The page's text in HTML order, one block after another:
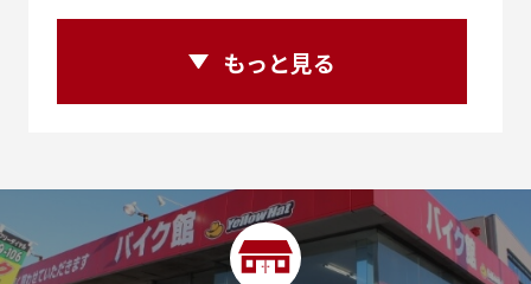
250ccスーパースポーツ250アメリカン
250ｃｃアドベンチャー250ｃｃツアラー
2年保証付き2月29日まで2本2気筒
2気筒エンジン2級ボイラー技士2輪
300㎞/ｈ30th
30th Anniversary
もっと見る